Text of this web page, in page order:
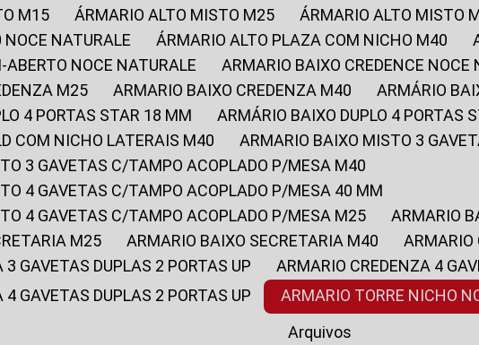
M15
ÁRMARIO ALTO MISTO M25
ÁRMARIO ALTO MISTO
NOCE NATURALE
ÁRMARIO ALTO PLAZA COM NICHO M40
ABERTO NOCE NATURALE
ARMARIO BAIXO CREDENCE NOCE
M25
ARMARIO BAIXO CREDENZA M40
ARMÁRIO
4 PORTAS STAR 18 MM
ARMÁRIO BAIXO DUPLO 4 PORTAS
COM NICHO LATERAIS M40
ARMARIO BAIXO MISTO 3
3 GAVETAS C/TAMPO ACOPLADO P/MESA M40
4 GAVETAS C/TAMPO ACOPLADO P/MESA 40 MM
4 GAVETAS C/TAMPO ACOPLADO P/MESA M25
ARMARIO
M25
ARMARIO BAIXO SECRETARIA M40
3 GAVETAS DUPLAS 2 PORTAS UP
ARMARIO CREDENZA 4
4 GAVETAS DUPLAS 2 PORTAS UP
ARMARIO TORRE NICHO
Arquivos